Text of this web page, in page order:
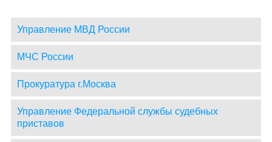
Управление МВД России
МЧС России
Прокуратура г.Москва
Управление Федеральной службы судебных
приставов